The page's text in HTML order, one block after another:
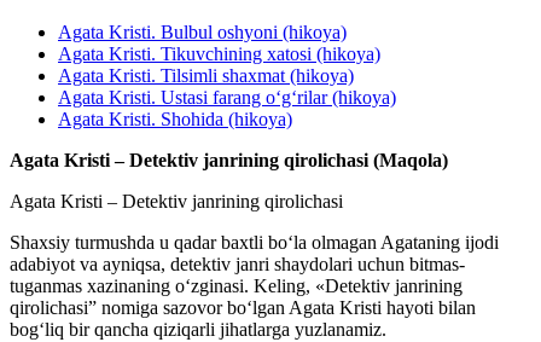
Agata Kristi. Bulbul oshyoni (hikoya)
Agata Kristi. Tikuvchining xatosi (hikoya)
Agata Kristi. Tilsimli shaxmat (hikoya)
Agata Kristi. Ustasi farang o‘g‘rilar (hikoya)
Agata Kristi. Shohida (hikoya)
Agata Kristi – Detektiv janrining qirolichasi (Maqola)
Agata Kristi – Detektiv janrining qirolichasi
Shaxsiy turmushda u qadar baxtli bo‘la olmagan Agataning ijodi
adabiyot va ayniqsa, detektiv janri shaydolari uchun bitmas-
tuganmas xazinaning o‘zginasi. Keling, «Detektiv janrining
qirolichasi” nomiga sazovor bo‘lgan Agata Kristi hayoti bilan
bog‘liq bir qancha qiziqarli jihatlarga yuzlanamiz.